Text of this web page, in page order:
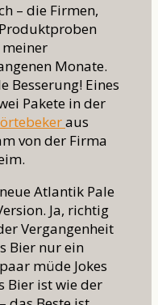
– die Firmen,
Monate.
Besserung! Eines
Pakete in der
aus
von der Firma
Atlantik Pale
Ja, richtig
Vergangenheit
Bier nur ein
müde Jokes
Bier ist wie der